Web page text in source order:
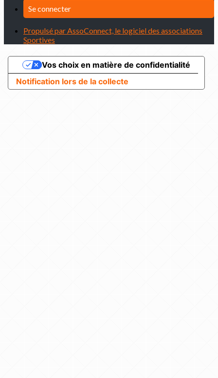
Se connecter
Propulsé par AssoConnect, le logiciel des associations
Sportives
Notification lors de la collecte
Vos choix en matière de confidentialité